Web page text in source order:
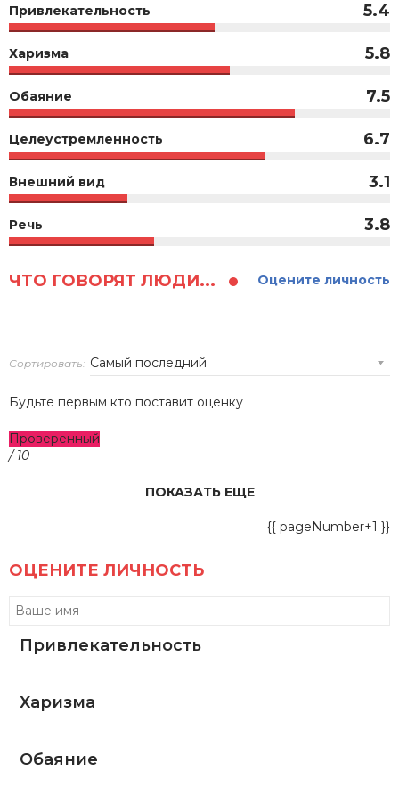
Привлекательность 5.4
Харизма 5.8
Обаяние 7.5
Целеустремленность 6.7
Внешний вид 3.1
Речь 3.8
ЧТО ГОВОРЯТ ЛЮДИ... Оцените личность
Сортировать:
Будьте первым кто поставит оценку
Проверенный
/ 10
ПОКАЗАТЬ ЕЩЕ
{{ pageNumber+1 }}
ОЦЕНИТЕ ЛИЧНОСТЬ
Привлекательность
Харизма
Обаяние